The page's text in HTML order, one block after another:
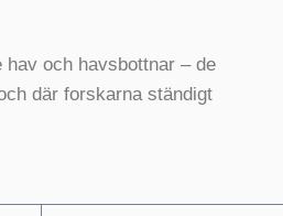
och havsbottnar – de
där forskarna ständigt